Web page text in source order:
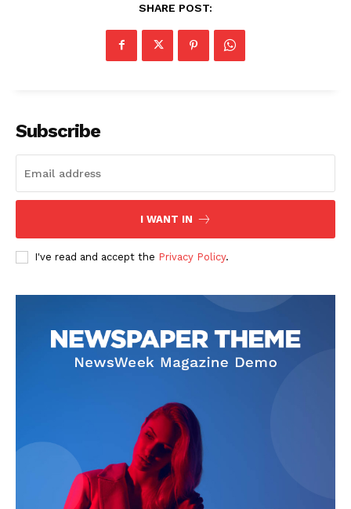
SHARE POST:
Subscribe
I WANT IN
I've read and accept the Privacy Policy.